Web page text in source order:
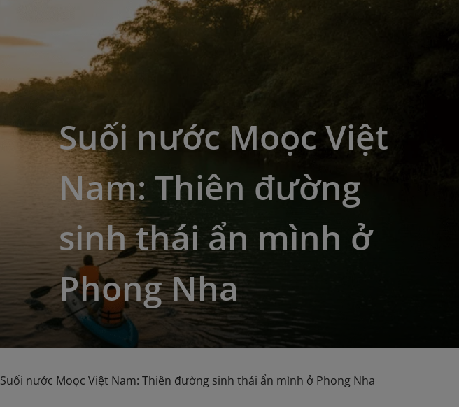
Suối nước Moọc Việt
Nam: Thiên đường
sinh thái ẩn mình ở
Phong Nha
Suối nước Moọc Việt Nam: Thiên đường sinh thái ẩn mình ở Phong Nha